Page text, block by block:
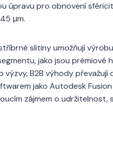
úpravu pro obnovení
μm.
slitiny umožňují
jako jsou
výzvy, B2B výhody
jako Autodesk
zájmem o udržitelnost,